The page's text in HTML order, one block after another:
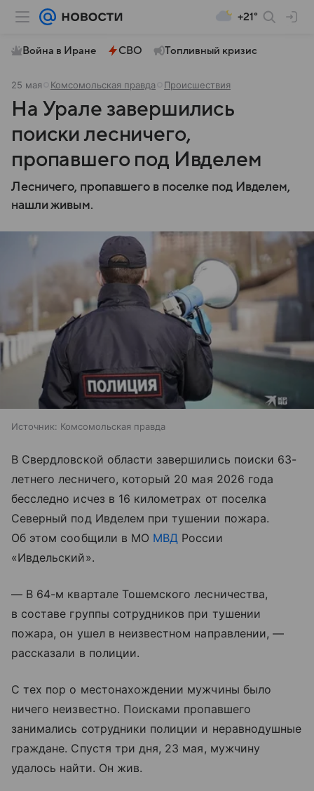
+21°
Война в Иране СВО Топливный кризис
25 мая Комсомольская правда Происшествия
На Урале завершились
поиски лесничего,
пропавшего под Ивделем
Лесничего, пропавшего в поселке под Ивделем,
нашли живым.
Источник: Комсомольская правда
В Свердловской области завершились поиски 63-
летнего лесничего, который 20 мая 2026 года
бесследно исчез в 16 километрах от поселка
Северный под Ивделем при тушении пожара.
Об этом сообщили в МО МВД России
«Ивдельский».
— В 64-м квартале Тошемского лесничества,
в составе группы сотрудников при тушении
пожара, он ушел в неизвестном направлении, —
рассказали в полиции.
С тех пор о местонахождении мужчины было
ничего неизвестно. Поисками пропавшего
занимались сотрудники полиции и неравнодушные
граждане. Спустя три дня, 23 мая, мужчину
удалось найти. Он жив.